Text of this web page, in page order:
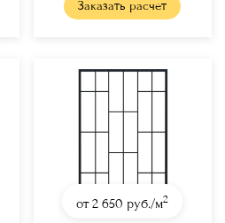
Заказать расчет
от 2 650 руб./м2